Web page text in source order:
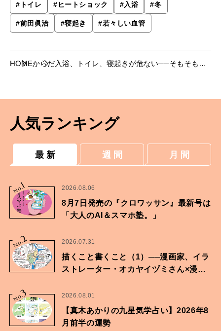
# トイレ #ヒートショック #入浴 #冬
#前田眞治 #寝起き #若々しい血管
HOMEからだ入浴、トイレ、寝起きが危ない──そもそも、
人気ランキング
最 新 週 間 月 間
No.
1 2026.08.06
8月7日発売の『クロワッサン』最新号は
「大人のAI＆スマホ塾。」
No.2 2026.07.31
描くこと書くこと（1）──漫画家、イラ
ストレーター・オカヤイヅミさん×漫画
No.3 2026.08.01
【真木あかりの九星気学占い】2026年8
月前半の運勢